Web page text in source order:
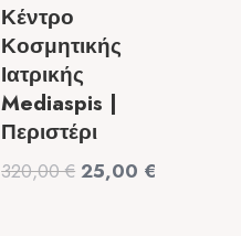
Κέντρο
Κοσμητικής
Ιατρικής
Mediaspis |
Περιστέρι
320,00€ Original
25,00 €